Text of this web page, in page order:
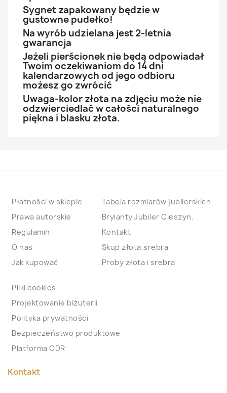
Sygnet zapakowany będzie w
gustowne pudełko!
Na wyrób udzielana jest 2-letnia
gwarancja
Jeżeli pierścionek nie będą odpowiadał
Twoim oczekiwaniom do 14 dni
kalendarzowych od jego odbioru
możesz go zwrócić
Uwaga-kolor złota na zdjęciu może nie
odzwierciedlać w całości naturalnego
piękna i blasku złota.
Płatności w sklepie
Prawa autorskie
Regulamin
O nas
Jak kupować
Tabela rozmiarów jubilerskich
Brylanty Jubiler Cieszyn.
Kontakt
Skup złota,srebra
Proby złota i srebra
Pliki cookies
Projektowanie biżuterii
Polityka prywatności
Bezpieczeństwo produktowe
Platforma ODR
Kontakt